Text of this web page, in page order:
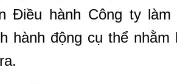
Điều hành Công ty
hành động cụ thể